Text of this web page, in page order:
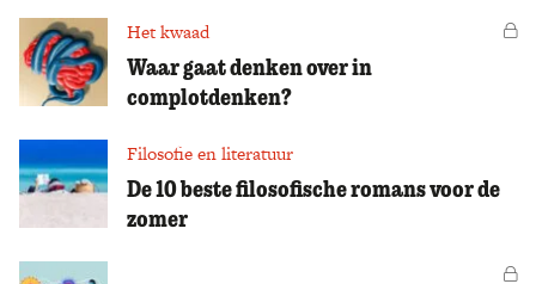
Het kwaad
Waar gaat denken over in
complotdenken?
Filosofie en literatuur
De 10 beste filosofische romans voor de
zomer